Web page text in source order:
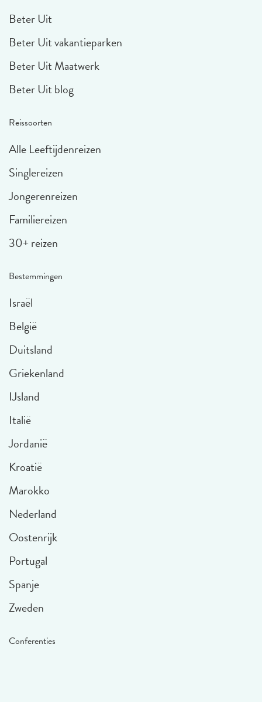
Beter Uit
Beter Uit vakantieparken
Beter Uit Maatwerk
Beter Uit blog
Reissoorten
Alle Leeftijdenreizen
Singlereizen
Jongerenreizen
Familiereizen
30+ reizen
Bestemmingen
Israël
België
Duitsland
Griekenland
IJsland
Italië
Jordanië
Kroatië
Marokko
Nederland
Oostenrijk
Portugal
Spanje
Zweden
Conferenties